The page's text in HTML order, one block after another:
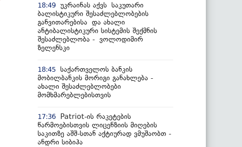
18:49 უკრაინას აქვს საკუთარი
ბალისტიკური შესაძლებლობების
განვითარებისა და ახალი
ანტიბალისტიკური სისტემის შექმნის
შესაძლებლობა - ვოლოდიმირ
ზელენსკი
18:45 საქართველოს ბანკის
მობილბანკის მორიგი განახლება -
ახალი შესაძლებლობები
მომხმარებლებისთვის
17:36
Patriot-ის რაკეტების
წარმოებისთვის ლიცენზიის მიღების
საკითზე აშშ-სთან აქტიურად ვმუშაობთ -
ანდრი სიბიჰა